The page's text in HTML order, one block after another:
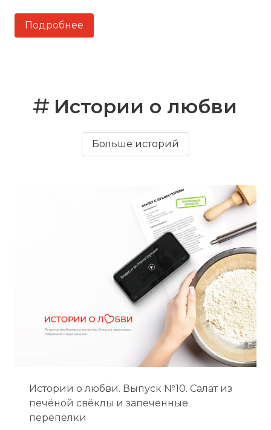
Подробнее
Истории о любви
Больше историй
Истории о любви. Выпуск №10. Салат из
печёной свёклы и запеченные
перепёлки